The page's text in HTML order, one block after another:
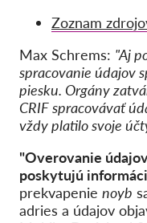
Zoznam
Max Schrems: "Aj
spracovanie údajov
piesku. Orgány
CRIF spracovávať
vždy platilo svoje
"Overovanie
poskytujú
prekvapenie noyb
adries a údajov